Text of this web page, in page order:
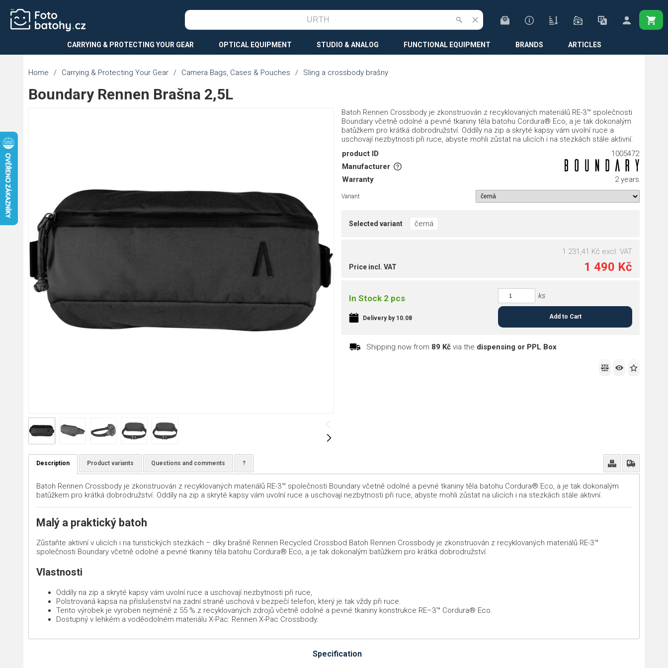
CARRYING & PROTECTING YOUR GEAR OPTICAL EQUIPMENT STUDIO & ANALOG FUNCTIONAL EQUIPMENT BRANDS ARTICLES
Home / Carrying & Protecting Your Gear / Camera Bags, Cases & Pouches / Sling a crossbody brašny
Boundary Rennen Brašna 2,5L
Batoh Rennen Crossbody je zkonstruován z recyklovaných materiálů RE-3™ společnosti
Boundary včetně odolné a pevné tkaniny těla batohu Cordura® Eco, a je tak dokonalým
batůžkem pro krátká dobrodružství. Oddíly na zip a skryté kapsy vám uvolní ruce a
uschovají nezbytnosti při ruce, abyste mohli zůstat na ulicích i na stezkách stále aktivní.
product ID
1005472
Manufacturer
Warranty
2 years
Variant
Selected variant černá
1 231,41 Kč excl. VAT
1 490 Kč
Price incl. VAT
In Stock 2 pcs
Delivery by 10.08
ks
Add to Cart
Shipping now from 89 Kč via the dispensing or PPL Box
Description Product variants Questions and comments ?
Batoh Rennen Crossbody je zkonstruován z recyklovaných materiálů RE-3™ společnosti Boundary včetně odolné a pevné tkaniny těla batohu Cordura® Eco, a je tak dokonalým
batůžkem pro krátká dobrodružství. Oddíly na zip a skryté kapsy vám uvolní ruce a uschovají nezbytnosti při ruce, abyste mohli zůstat na ulicích i na stezkách stále aktivní.
Malý a praktický batoh
Zůstaňte aktivní v ulicích i na turistických stezkách – díky brašně Rennen Recycled Crossbod Batoh Rennen Crossbody je zkonstruován z recyklovaných materiálů RE-3™
společnosti Boundary včetně odolné a pevné tkaniny těla batohu Cordura® Eco, a je tak dokonalým batůžkem pro krátká dobrodružství.
Vlastnosti
Oddíly na zip a skryté kapsy vám uvolní ruce a uschovají nezbytnosti při ruce,
Polstrovaná kapsa na příslušenství na zadní straně uschová v bezpečí telefon, který je tak vždy při ruce.
Tento výrobek je vyroben nejméně z 55 % z recyklovaných zdrojů včetně odolné a pevné tkaniny konstrukce RE–3™ Cordura® Eco.
Dostupný v lehkém a voděodolném materiálu X-Pac: Rennen X-Pac Crossbody.
Specification